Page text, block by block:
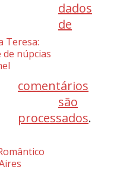
Teresa:
núpcias
dados
de
comentários
são
processados.